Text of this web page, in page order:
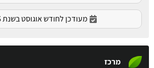
מעודכן לחודש אוגוסט בשנת 2026
מרכז